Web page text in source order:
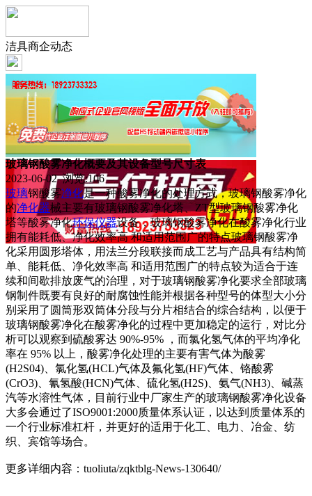
洁具商企动态
玻璃钢酸雾净化概要及其设备型号尺寸表
2023-06-02 浏览:106
玻璃钢酸雾净化是一种酸雾净化的处理方式，玻璃钢酸雾净化
的净化器械主要有玻璃钢酸雾净化塔、ZT型玻璃钢酸雾净化
塔等酸雾净化环保仪器设备，玻璃钢酸雾净化在酸雾净化行业
拥有能耗低、净化效率高 和适用范围广的特点玻璃钢酸雾净
化采用圆形塔体，用法兰分段联接而成工艺与产品具有结构简
单、能耗低、净化效率高 和适用范围广的特点较为适合于连
续和间歇排放废气的治理，对于玻璃钢酸雾净化要求全部玻璃
钢制件既要有良好的耐腐蚀性能并根据各种型号的体型大小分
别采用了圆筒形双筒体分段与分片相结合的综合结构，以便于
玻璃钢酸雾净化在酸雾净化的过程中更加稳定的运行，对比分
析可以观察到硫酸雾达 90%-95% ，而氯化氢气体的平均净化
率在 95% 以上，酸雾净化处理的主要有害气体为酸雾
(H2S04)、氯化氢(HCL)气体及氟化氢(HF)气体、铬酸雾
(CrO3)、氰氢酸(HCN)气体、硫化氢(H2S)、氨气(NH3)、碱蒸
汽等水溶性气体，目前行业中厂家生产的玻璃钢酸雾净化设备
大多会通过了ISO9001:2000质量体系认证，以达到质量体系的
一个行业标准杠杆，并更好的适用于化工、电力、冶金、纺
织、宾馆等场合。
更多详细内容：tuoliuta/zqktblg-News-130640/